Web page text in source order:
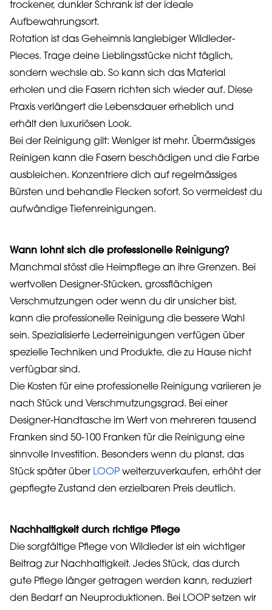
trockener, dunkler Schrank ist der ideale
Aufbewahrungsort.
Rotation ist das Geheimnis langlebiger Wildleder-
Pieces. Trage deine Lieblingsstücke nicht täglich,
sondern wechsle ab. So kann sich das Material
erholen und die Fasern richten sich wieder auf. Diese
Praxis verlängert die Lebensdauer erheblich und
erhält den luxuriösen Look.
Bei der Reinigung gilt: Weniger ist mehr. Übermässiges
Reinigen kann die Fasern beschädigen und die Farbe
ausbleichen. Konzentriere dich auf regelmässiges
Bürsten und behandle Flecken sofort. So vermeidest du
aufwändige Tiefenreinigungen.
Wann lohnt sich die professionelle Reinigung?
Manchmal stösst die Heimpflege an ihre Grenzen. Bei
wertvollen Designer-Stücken, grossflächigen
Verschmutzungen oder wenn du dir unsicher bist,
kann die professionelle Reinigung die bessere Wahl
sein. Spezialisierte Lederreinigungen verfügen über
spezielle Techniken und Produkte, die zu Hause nicht
verfügbar sind.
Die Kosten für eine professionelle Reinigung variieren je
nach Stück und Verschmutzungsgrad. Bei einer
Designer-Handtasche im Wert von mehreren tausend
Franken sind 50-100 Franken für die Reinigung eine
sinnvolle Investition. Besonders wenn du planst, das
Stück später über LOOP weiterzuverkaufen, erhöht der
gepflegte Zustand den erzielbaren Preis deutlich.
Nachhaltigkeit durch richtige Pflege
Die sorgfältige Pflege von Wildleder ist ein wichtiger
Beitrag zur Nachhaltigkeit. Jedes Stück, das durch
gute Pflege länger getragen werden kann, reduziert
den Bedarf an Neuproduktionen. Bei LOOP setzen wir